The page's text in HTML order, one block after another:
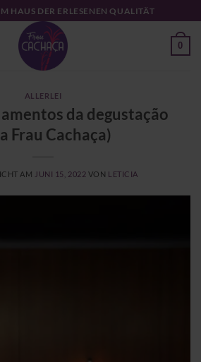
HAUS DER ERLESENEN QUALITÄT
0
ALLERLEI
da degustação
Frau Cachaça)
AM JUNI 15, 2022 VON LETICIA